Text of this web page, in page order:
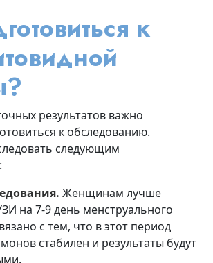
к
результатов важно
к обследованию.
следующим
Женщинам лучше
на 7-9 день менструального
с тем, что в этот период
стабилен и результаты будут